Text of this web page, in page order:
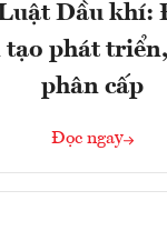
Dầu khí:
tạo phát
phân cấp
Đọc ngay